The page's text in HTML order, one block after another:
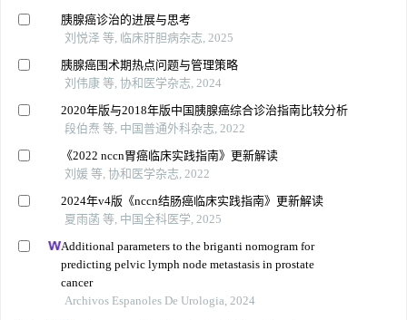
胰腺癌诊治的进展与思考
刘悦泽 等, 临床肝胆病杂志, 2025
胰腺癌围术期热点问题与管理策略
刘伟康 等, 协和医学杂志, 2024
2020年版与2018年版中国胰腺癌综合诊治指南比较分析
段伯焘 等, 中国普通外科杂志, 2022
《2022 nccn胃癌临床实践指南》更新解读
刘媛 等, 协和医学杂志, 2022
2024年v4版《nccn结肠癌临床实践指南》更新解读
夏雨菡 等, 中国全科医学, 2025
Additional parameters to the briganti nomogram for
predicting pelvic lymph node metastasis in prostate
cancer
Archivos Espanoles De Urologia, 2024